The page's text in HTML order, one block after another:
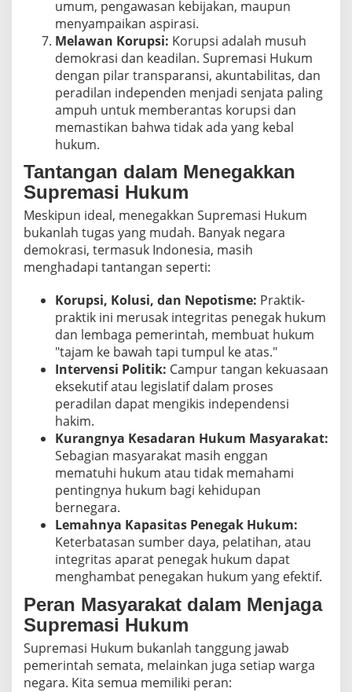
umum, pengawasan kebijakan, maupun
menyampaikan aspirasi.
Melawan Korupsi: Korupsi adalah musuh
demokrasi dan keadilan. Supremasi Hukum
dengan pilar transparansi, akuntabilitas, dan
peradilan independen menjadi senjata paling
ampuh untuk memberantas korupsi dan
memastikan bahwa tidak ada yang kebal
hukum.
Tantangan dalam Menegakkan
Supremasi Hukum
Meskipun ideal, menegakkan Supremasi Hukum
bukanlah tugas yang mudah. Banyak negara
demokrasi, termasuk Indonesia, masih
menghadapi tantangan seperti:
Korupsi, Kolusi, dan Nepotisme: Praktik-
praktik ini merusak integritas penegak hukum
dan lembaga pemerintah, membuat hukum
"tajam ke bawah tapi tumpul ke atas."
Intervensi Politik: Campur tangan kekuasaan
eksekutif atau legislatif dalam proses
peradilan dapat mengikis independensi
hakim.
Kurangnya Kesadaran Hukum Masyarakat:
Sebagian masyarakat masih enggan
mematuhi hukum atau tidak memahami
pentingnya hukum bagi kehidupan
bernegara.
Lemahnya Kapasitas Penegak Hukum:
Keterbatasan sumber daya, pelatihan, atau
integritas aparat penegak hukum dapat
menghambat penegakan hukum yang efektif.
Peran Masyarakat dalam Menjaga
Supremasi Hukum
Supremasi Hukum bukanlah tanggung jawab
pemerintah semata, melainkan juga setiap warga
negara. Kita semua memiliki peran: